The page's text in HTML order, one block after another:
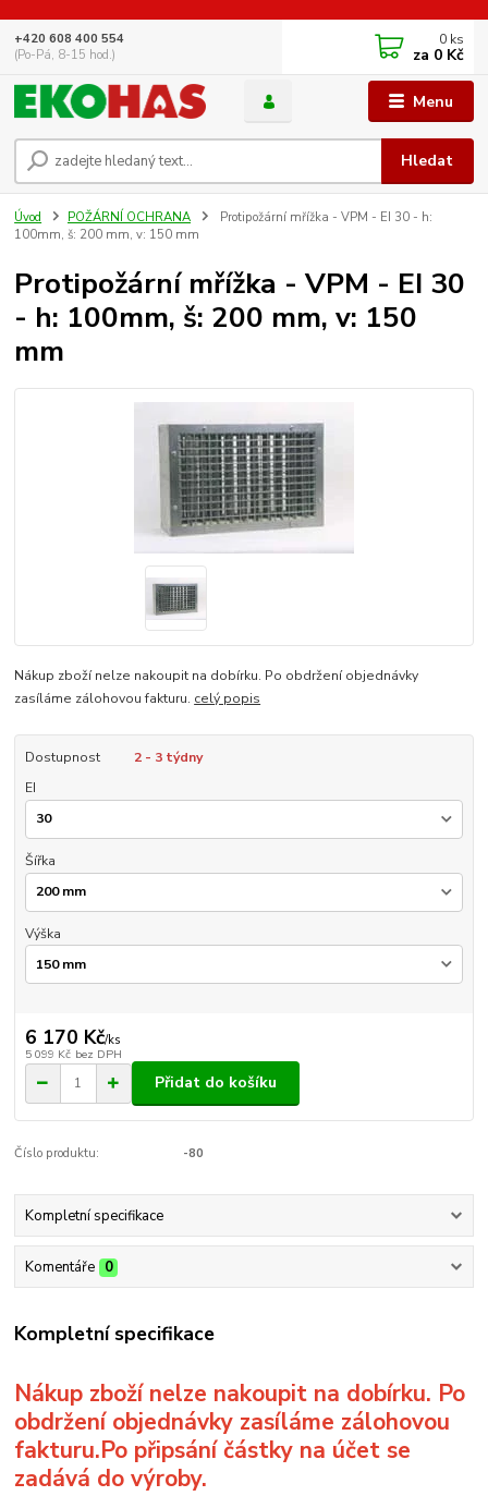
Menu
Hledat
+420 608 400 554
(Po-Pá, 8-15 hod.)
0 ks
za 0 Kč
Úvod POŽÁRNÍ OCHRANA
Protipožární mřížka - VPM - EI 30 - h:
100mm, š: 200 mm, v: 150 mm
Protipožární mřížka - VPM - EI 30
- h: 100mm, š: 200 mm, v: 150
mm
Nákup zboží nelze nakoupit na dobírku. Po obdržení objednávky
zasíláme zálohovou fakturu. celý popis
Dostupnost
2 - 3 týdny
EI
Šířka
Výška
6 170 Kč/ks
5 099 Kč bez DPH
Přidat do košíku
Číslo produktu: -80
Kompletní specifikace
Komentáře 0
Kompletní specifikace
Nákup zboží nelze nakoupit na dobírku. Po
obdržení objednávky zasíláme zálohovou
fakturu.Po připsání částky na účet se
zadává do výroby.